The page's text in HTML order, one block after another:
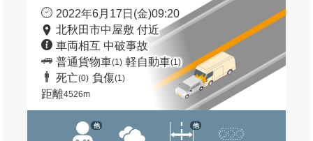
2022年6月17日(金)09:20
北秋田市中屋敷 付近
車両相互 中破事故
普通貨物車(1) 軽自動車(1)
死亡(0) 負傷(1)
距離4526m
他 他